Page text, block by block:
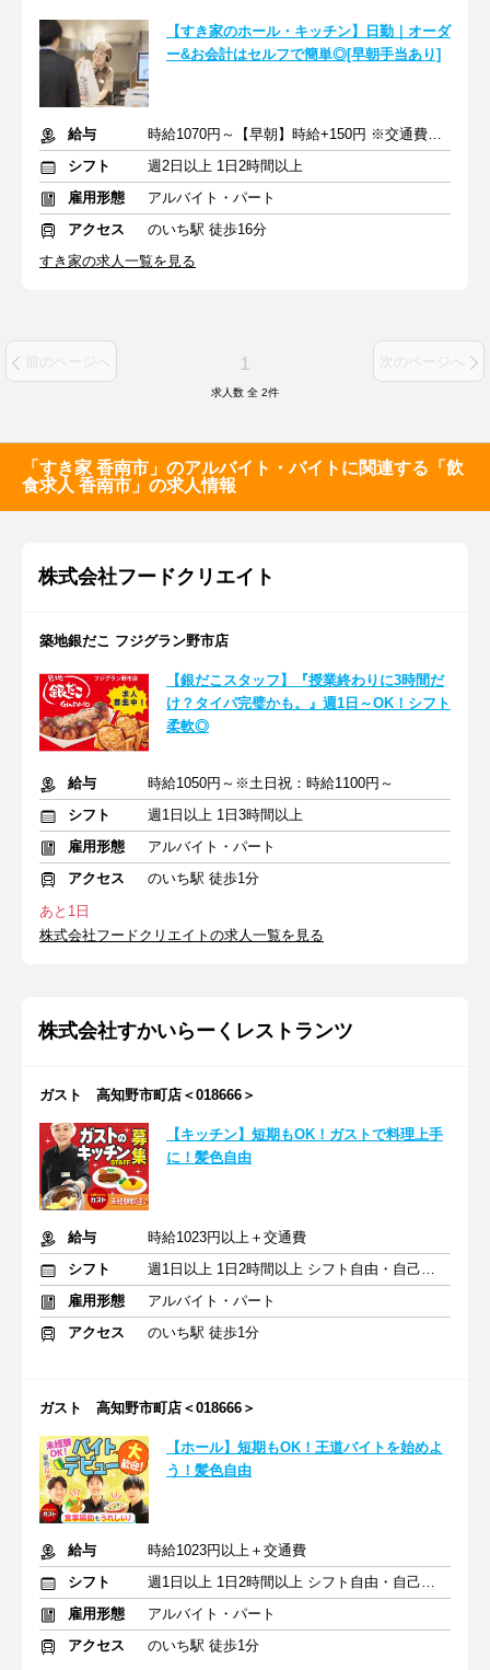
【すき家のホール・キッチン】日勤｜オーダ
ー&お会計はセルフで簡単◎[早朝手当あり]
給与
時給1070円～【早朝】時給+150円 ※交通費支給
シフト
週2日以上 1日2時間以上
雇用形態
アルバイト・パート
アクセス
のいち駅 徒歩16分
すき家の求人一覧を見る
前のページへ 1 次のページへ
求人数 全 2件
「すき家 香南市」のアルバイト・バイトに関連する「飲
食求人 香南市」の求人情報
株式会社フードクリエイト
築地銀だこ フジグラン野市店
【銀だこスタッフ】『授業終わりに3時間だ
け？タイパ完璧かも。』週1日～OK！シフト
柔軟◎
給与
時給1050円～※土日祝：時給1100円～
シフト
週1日以上 1日3時間以上
雇用形態
アルバイト・パート
アクセス
のいち駅 徒歩1分
あと1日
株式会社フードクリエイトの求人一覧を見る
株式会社すかいらーくレストランツ
ガスト 高知野市町店＜018666＞
【キッチン】短期もOK！ガストで料理上手
に！髪色自由
給与
時給1023円以上＋交通費
シフト
週1日以上 1日2時間以上 シフト自由・自己申告
雇用形態
アルバイト・パート
アクセス
のいち駅 徒歩1分
ガスト 高知野市町店＜018666＞
【ホール】短期もOK！王道バイトを始めよ
う！髪色自由
給与
時給1023円以上＋交通費
シフト
週1日以上 1日2時間以上 シフト自由・自己申告
雇用形態
アルバイト・パート
アクセス
のいち駅 徒歩1分